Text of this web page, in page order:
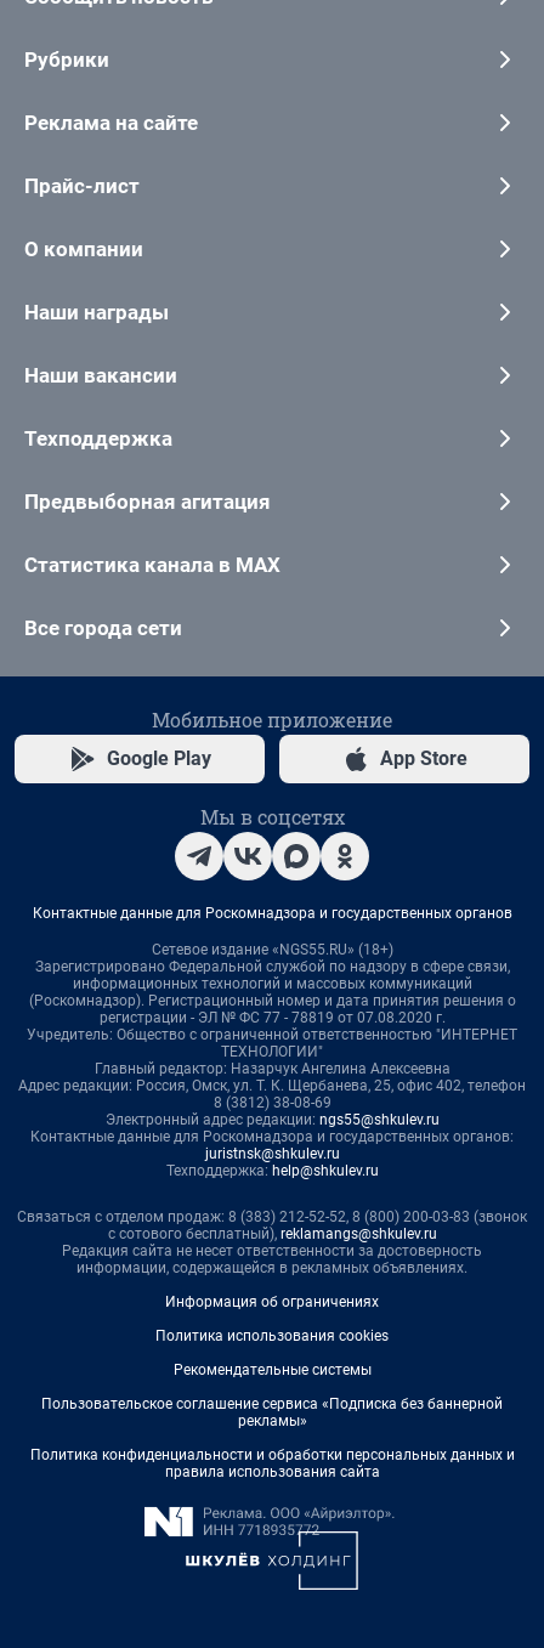
Рубрики
Реклама на сайте
Прайс-лист
О компании
Наши награды
Наши вакансии
Техподдержка
Предвыборная агитация
Статистика канала в MAX
Все города сети
Мобильное приложение
Google Play App Store
Мы в соцсетях
Контактные данные для Роскомнадзора и государственных органов
Сетевое издание «NGS55.RU» (18+)
Зарегистрировано Федеральной службой по надзору в сфере связи,
информационных технологий и массовых коммуникаций
(Роскомнадзор). Регистрационный номер и дата принятия решения о
регистрации - ЭЛ № ФС 77 - 78819 от 07.08.2020 г.
Учредитель: Общество с ограниченной ответственностью "ИНТЕРНЕТ
ТЕХНОЛОГИИ"
Главный редактор: Назарчук Ангелина Алексеевна
Адрес редакции: Россия, Омск, ул. Т. К. Щербанева, 25, офис 402, телефон
8 (3812) 38-08-69
Электронный адрес редакции: ngs55@shkulev.ru
Контактные данные для Роскомнадзора и государственных органов:
juristnsk@shkulev.ru
Техподдержка: help@shkulev.ru
Связаться с отделом продаж: 8 (383) 212-52-52, 8 (800) 200-03-83 (звонок
с сотового бесплатный), reklamangs@shkulev.ru
Редакция сайта не несет ответственности за достоверность
информации, содержащейся в рекламных объявлениях.
Информация об ограничениях
Политика использования cookies
Рекомендательные системы
Пользовательское соглашение сервиса «Подписка без баннерной
рекламы»
Политика конфиденциальности и обработки персональных данных и
правила использования сайта